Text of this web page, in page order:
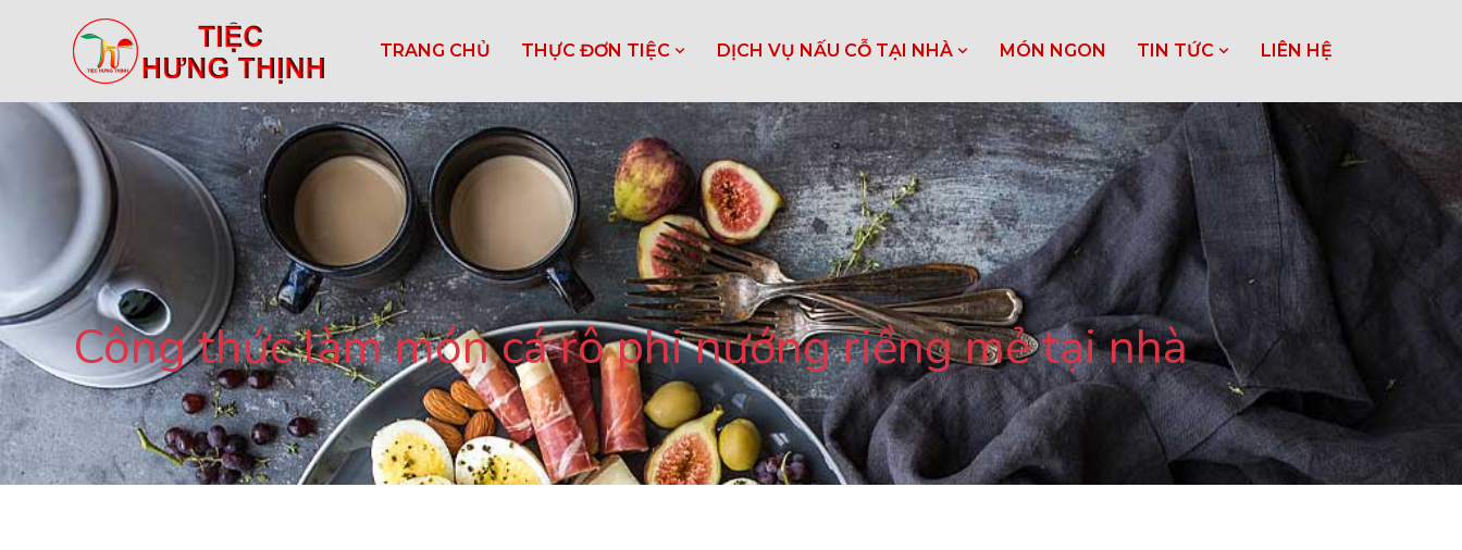
TRANG CHỦ THỰC ĐƠN TIỆC DỊCH VỤ NẤU CỖ TẠI NHÀ MÓN NGON TIN TỨC LIÊN HỆ
Công thức làm món cá rô phi nướng riềng mẻ tại nhà